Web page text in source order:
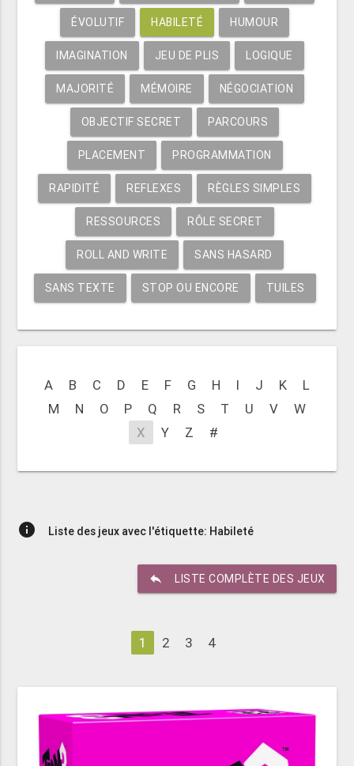
ÉVOLUTIF HABILETÉ HUMOUR
IMAGINATION JEU DE PLIS LOGIQUE
MAJORITÉ MÉMOIRE NÉGOCIATION
OBJECTIF SECRET PARCOURS
PLACEMENT PROGRAMMATION
RAPIDITÉ REFLEXES RÈGLES SIMPLES
RESSOURCES RÔLE SECRET
ROLL AND WRITE SANS HASARD
SANS TEXTE STOP OU ENCORE TUILES
A B C D E F G H I J K
L
M
N O P Q R S T U V
W
X
Y Z #
info Liste des jeux avec l'étiquette: Habileté
reply LISTE COMPLÈTE DES JEUX
1 2 3 4